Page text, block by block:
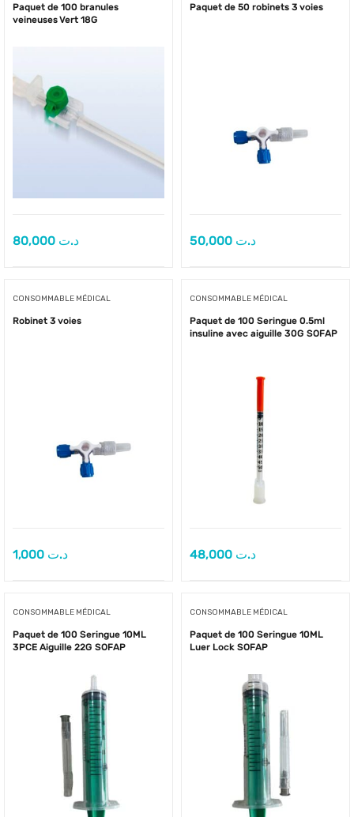
Paquet de 100 branules
veineuses Vert 18G
د.ت
Paquet de 50 robinets 3 voies
د.ت
CONSOMMABLE MÉDICAL
Robinet 3 voies
د.ت
CONSOMMABLE MÉDICAL
Paquet de 100 Seringue 0.5ml
insuline avec aiguille 30G SOFAP
د.ت
CONSOMMABLE MÉDICAL
Paquet de 100 Seringue 10ML
3PCE Aiguille 22G SOFAP
CONSOMMABLE MÉDICAL
Paquet de 100 Seringue 10ML
Luer Lock SOFAP